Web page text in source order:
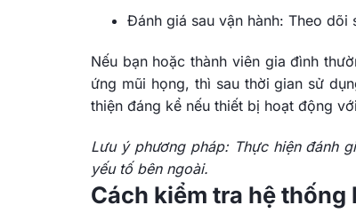
Đánh giá sau vận hành: Theo
Nếu bạn hoặc thành viên gia đình
ứng mũi họng, thì sau thời gian sử
thiện đáng kể nếu thiết bị hoạt động
Lưu ý phương pháp: Thực hiện đánh
yếu tố bên ngoài.
Cách kiểm tra hệ